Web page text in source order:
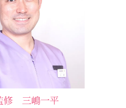
修 三嶋一平